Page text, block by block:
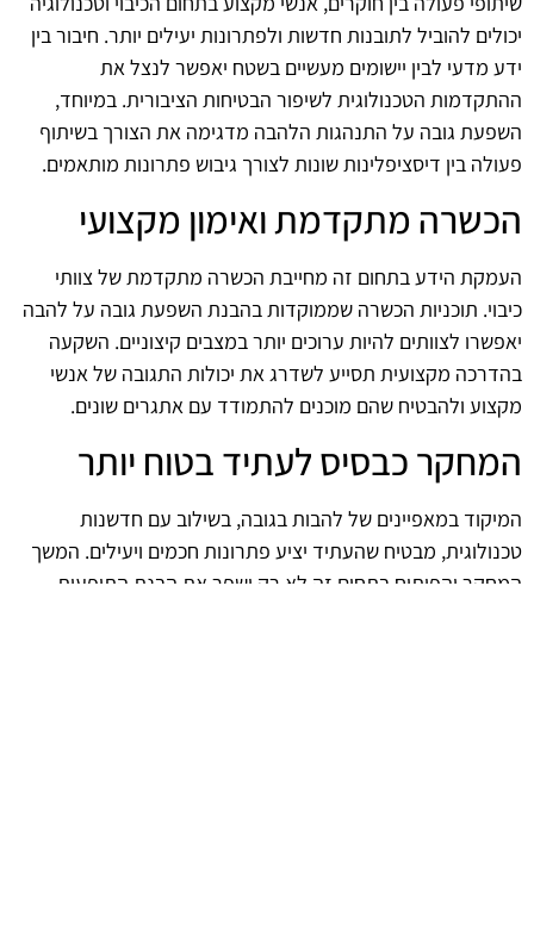
יכולים להוביל לתובנות חדשות ולפתרונות יעילים יותר. חיבור בין
ידע מדעי לבין יישומים מעשיים בשטח יאפשר לנצל את
ההתקדמות הטכנולוגית לשיפור הבטיחות הציבורית. במיוחד,
השפעת גובה על התנהגות הלהבה מדגימה את הצורך בשיתוף
פעולה בין דיסציפלינות שונות לצורך גיבוש פתרונות מותאמים.
הכשרה מתקדמת ואימון מקצועי
העמקת הידע בתחום זה מחייבת הכשרה מתקדמת של צוותי
כיבוי. תוכניות הכשרה שממוקדות בהבנת השפעת גובה על להבה
יאפשרו לצוותים להיות ערוכים יותר במצבים קיצוניים. השקעה
בהדרכה מקצועית תסייע לשדרג את יכולות התגובה של אנשי
מקצוע ולהבטיח שהם מוכנים להתמודד עם אתגרים שונים.
המחקר כבסיס לעתיד בטוח יותר
המיקוד במאפיינים של להבות בגובה, בשילוב עם חדשנות
טכנולוגית, מבטיח שהעתיד יציע פתרונות חכמים ויעילים. המשך
המחקר והפיתוח בתחום זה לא רק ישפר את הבנת התופעות